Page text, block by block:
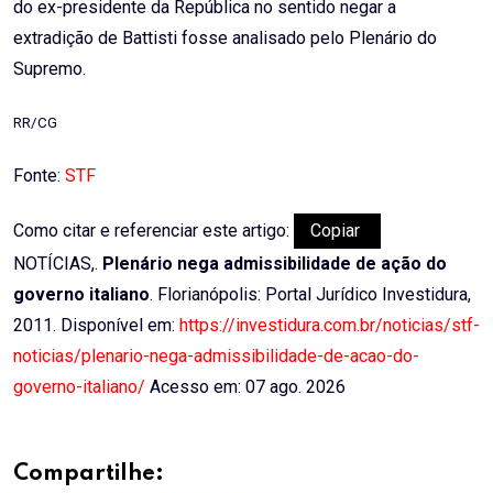
do ex-presidente da República no sentido negar a
extradição de Battisti fosse analisado pelo Plenário do
Supremo.
RR/CG
Fonte: STF
Como citar e referenciar este artigo:
Copiar
NOTÍCIAS,. Plenário nega admissibilidade de ação do
governo italiano. Florianópolis: Portal Jurídico Investidura,
2011. Disponível em: https://investidura.com.br/noticias/stf-
noticias/plenario-nega-admissibilidade-de-acao-do-
governo-italiano/ Acesso em: 07 ago. 2026
Compartilhe: